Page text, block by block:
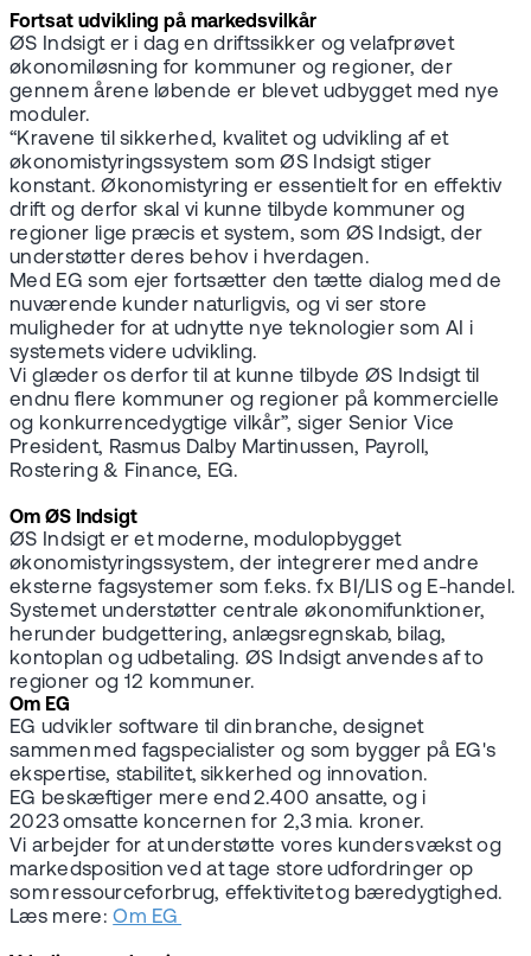
Fortsat udvikling på markedsvilkår
ØS Indsigt er i dag en driftssikker og velafprøvet
økonomiløsning for kommuner og regioner, der
gennem årene løbende er blevet udbygget med nye
moduler.
“Kravene til sikkerhed, kvalitet og udvikling af et
økonomistyringssystem som ØS Indsigt stiger
konstant. Økonomistyring er essentielt for en effektiv
drift og derfor skal vi kunne tilbyde kommuner og
regioner lige præcis et system, som ØS Indsigt, der
understøtter deres behov i hverdagen.
Med EG som ejer fortsætter den tætte dialog med de
nuværende kunder naturligvis, og vi ser store
muligheder for at udnytte nye teknologier som AI i
systemets videre udvikling.
Vi glæder os derfor til at kunne tilbyde ØS Indsigt til
endnu flere kommuner og regioner på kommercielle
og konkurrencedygtige vilkår”, siger Senior Vice
President, Rasmus Dalby Martinussen, Payroll,
Rostering & Finance, EG.
Om ØS Indsigt
ØS Indsigt er et moderne, modulopbygget
økonomistyringssystem, der integrerer med andre
eksterne fagsystemer som f.eks. fx BI/LIS og E-handel.
Systemet understøtter centrale økonomifunktioner,
herunder budgettering, anlægsregnskab, bilag,
kontoplan og udbetaling. ØS Indsigt anvendes af to
regioner og 12 kommuner.
Om EG
EG udvikler software til din branche, designet
sammen med fagspecialister og som bygger på EG's
ekspertise, stabilitet, sikkerhed og innovation.
EG beskæftiger mere end 2.400 ansatte, og i
2023 omsatte koncernen for 2,3 mia. kroner.
Vi arbejder for at understøtte vores kunders vækst og
markedsposition ved at tage store udfordringer op
som ressourceforbrug, effektivitet og bæredygtighed.
Læs mere:Om EG